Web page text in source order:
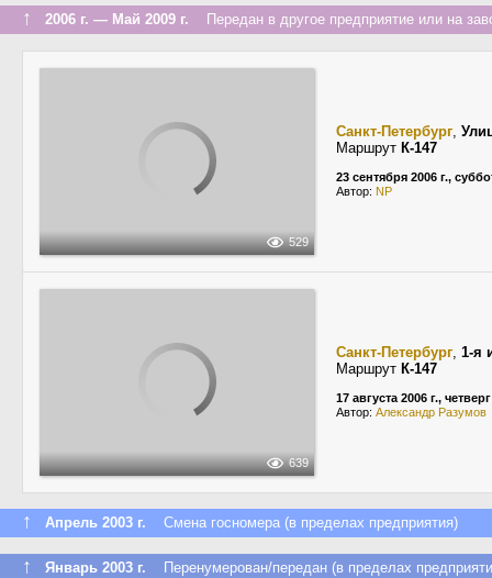
↑ 2006 г. — Май 2009 г. Передан в другое предприятие или на
529
Санкт-Петербург,
Маршрут К-147
23 сентября 2006 г.,
Автор: NP
639
Санкт-Петербург, 1-я
Маршрут К-147
17 августа 2006 г., четверг
Автор: Александр Разумов
↑ Апрель 2003 г. Смена госномера (в пределах предприятия)
↑ Январь 2003 г. Перенумерован/передан (в пределах